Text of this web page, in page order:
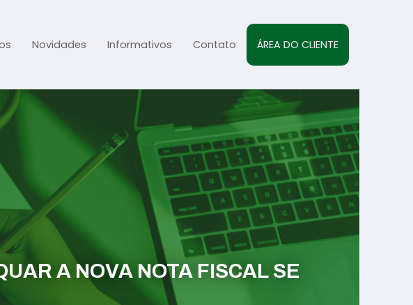
Gestão Contábil
Tributária e Fiscal
Trabalhista
de Empresas
jurídica
Novidades Informativos Contato ÁREA DO CLIENTE
A NOVA NOTA FISCAL SE